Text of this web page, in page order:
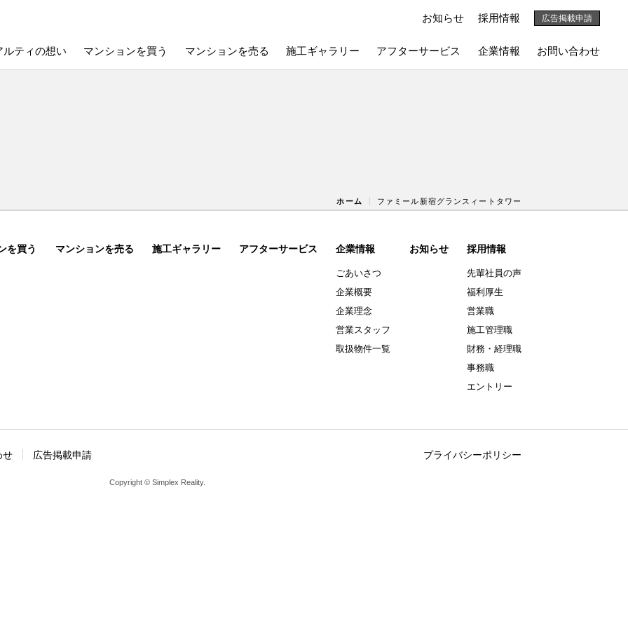
ティの想い マンションを買う マンションを売る 施工ギャラリー アフターサービス 企業情報 お問い合わせ
お知らせ 採用情報 広告掲載申請
ホーム ファミール新宿グランスィートタワー
を買う マンションを売る 施工ギャラリー アフターサービス 企業情報
ごあいさつ
企業概要
企業理念
営業スタッフ
取扱物件一覧
お知らせ 採用情報
先輩社員の声
福利厚生
営業職
施工管理職
財務・経理職
事務職
エントリー
広告掲載申請 プライバシーポリシー
せ
Copyright © Simplex Reality.